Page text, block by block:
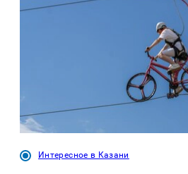
Интересное в Казани